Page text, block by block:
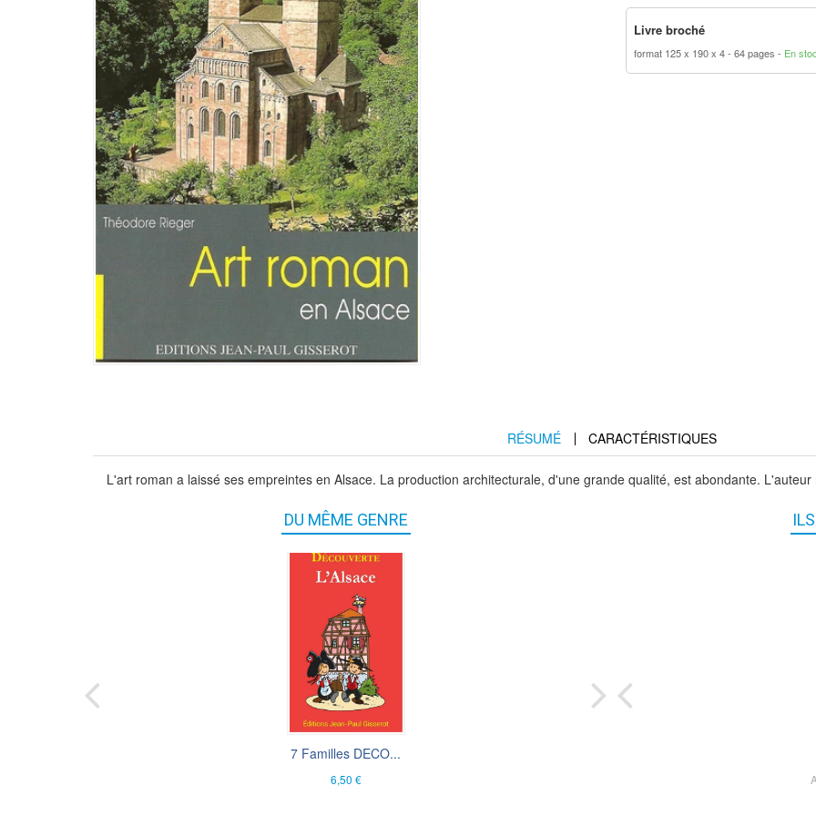
Livre broché
format 125 x 190 x 4 64 pages En
RÉSUMÉ CARACTÉRISTIQUES
L'art roman a laissé ses empreintes en Alsace. La production architecturale, d'une grande qualité, est abondante.
DU MÊME GENRE
7 Familles DECO...
6,50 €
Les ordres mend...
Adrien Bostmambrun